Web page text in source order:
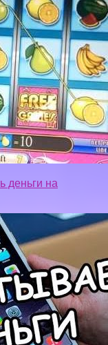
деньги на